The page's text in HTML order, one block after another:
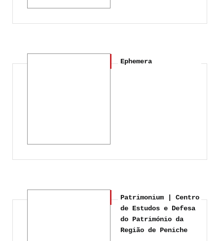
Ephemera
Patrimonium | Centro
de Estudos e Defesa
do Património da
Região de Peniche